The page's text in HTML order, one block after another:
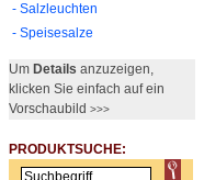
- Salzleuchten
- Speisesalze
Um Details anzuzeigen,
klicken Sie einfach auf ein
Vorschaubild >>>
PRODUKTSUCHE: